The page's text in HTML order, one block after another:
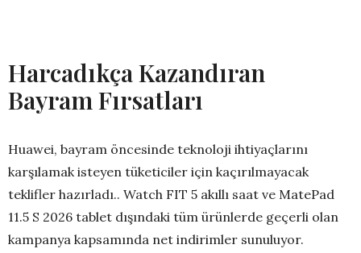
Harcadıkça Kazandıran
Bayram Fırsatları
Huawei, bayram öncesinde teknoloji ihtiyaçlarını
karşılamak isteyen tüketiciler için kaçırılmayacak
teklifler hazırladı.. Watch FIT 5 akıllı saat ve MatePad
11.5 S 2026 tablet dışındaki tüm ürünlerde geçerli olan
kampanya kapsamında net indirimler sunuluyor.